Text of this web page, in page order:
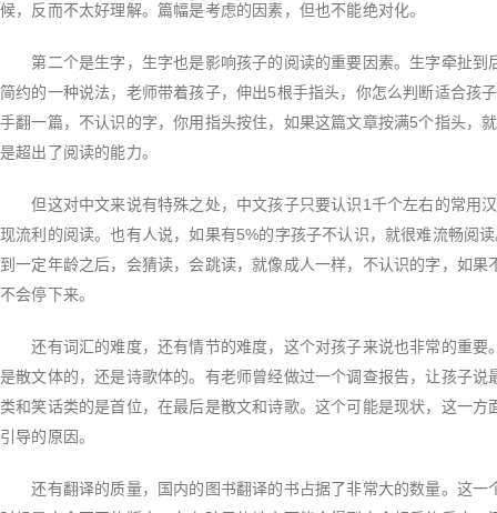
候，反而不太好理解。篇幅是考虑的因素，但也不能绝对化。
第二个是生字，生字也是影响孩子的阅读的重要因素。生字牵扯到
简约的一种说法，老师带着孩子，伸出5根手指头，你怎么判断适合孩
手翻一篇，不认识的字，你用指头按住，如果这篇文章按满5个指头，
是超出了阅读的能力。
但这对中文来说有特殊之处，中文孩子只要认识1千个左右的常用
现流利的阅读。也有人说，如果有5%的字孩子不认识，就很难流畅阅
到一定年龄之后，会猜读，会跳读，就像成人一样，不认识的字，如果
不会停下来。
还有词汇的难度，还有情节的难度，这个对孩子来说也非常的重要
是散文体的，还是诗歌体的。有老师曾经做过一个调查报告，让孩子说
类和笑话类的是首位，在最后是散文和诗歌。这个可能是现状，这一方
引导的原因。
还有翻译的质量，国内的图书翻译的书占据了非常大的数量。这一